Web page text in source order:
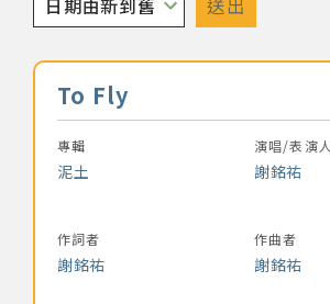
音樂名稱
To Fly
專輯
泥土
演唱/表演人
謝銘祐
作詞者
謝銘祐
作曲者
謝銘祐
隱私權保護政策
著作權及免責聲明